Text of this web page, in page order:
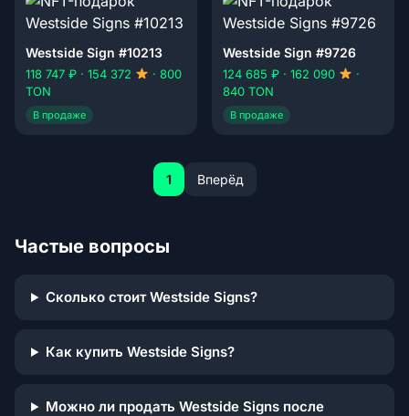
Westside Sign #10213
118 747 ₽ · 154 372
· 800
TON
В продаже
Westside Sign #9726
124 685 ₽ · 162 090
·
840 TON
В продаже
1 Вперёд
Частые вопросы
Сколько стоит Westside Signs?
Как купить Westside Signs?
Можно ли продать Westside Signs после